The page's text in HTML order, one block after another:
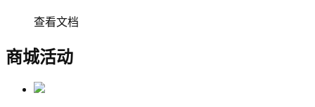
查看文档
商城活动